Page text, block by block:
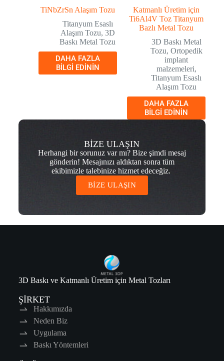
TiNbZrSn Alaşım Tozu
Titanyum Esaslı
Alaşım Tozu, 3D
Baskı Metal Tozu
DAHA FAZLA
BILGI EDININ
Katmanlı Üretim için
Ti6Al4V Toz Titanyum
Bazlı Metal Tozu
3D Baskı Metal
Tozu, Ortopedik
implant
malzemeleri,
Titanyum Esaslı
Alaşım Tozu
DAHA FAZLA
BILGI EDININ
BİZE ULAŞIN
Herhangi bir sorunuz var mı? Bize şimdi mesaj
gönderin! Mesajınızı aldıktan sonra tüm
ekibimizle talebinize hizmet edeceğiz.
BİZE ULAŞIN
3D Baskı ve Katmanlı Üretim için Metal Tozları
ŞİRKET
Hakkımızda
Neden Biz
Uygulama
Baskı Yöntemleri